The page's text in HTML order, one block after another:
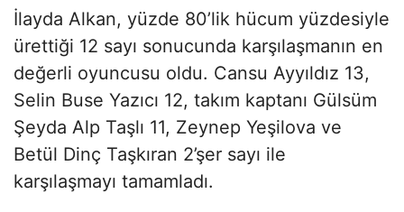
İlayda Alkan, yüzde 80’lik hücum yüzdesiyle
ürettiği 12 sayı sonucunda karşılaşmanın en
değerli oyuncusu oldu. Cansu Ayyıldız 13,
Selin Buse Yazıcı 12, takım kaptanı Gülsüm
Şeyda Alp Taşlı 11, Zeynep Yeşilova ve
Betül Dinç Taşkıran 2’şer sayı ile
karşılaşmayı tamamladı.